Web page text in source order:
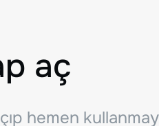
aç
hemen